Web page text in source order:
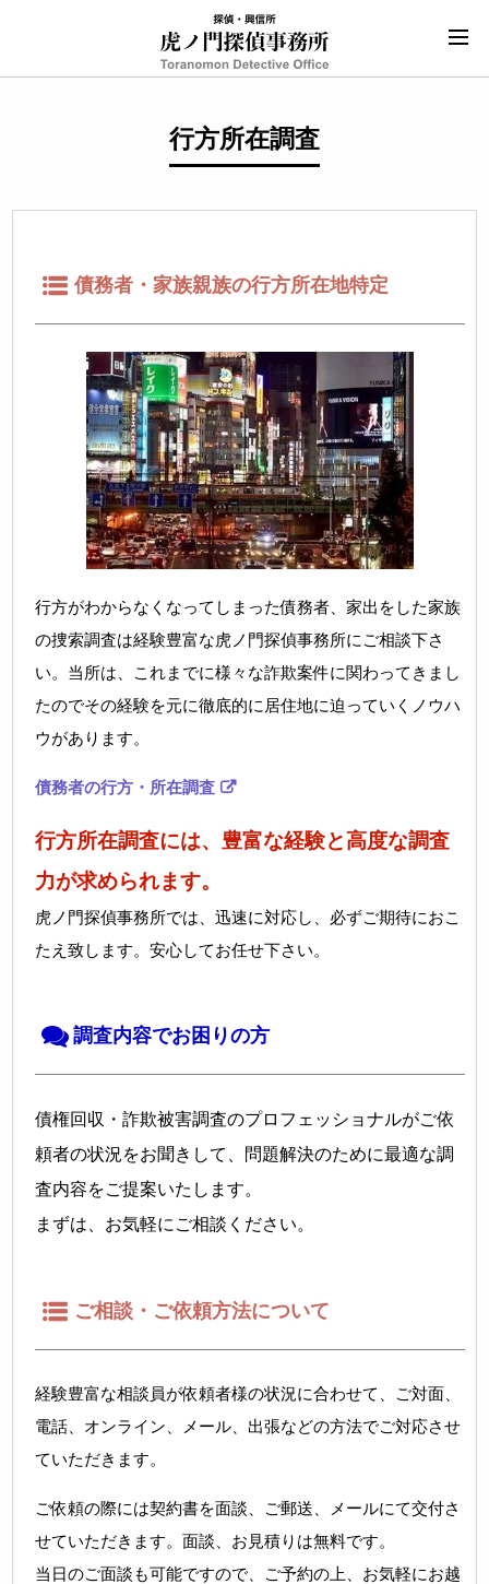
行方所在調査
債務者・家族親族の行方所在地特定
行方がわからなくなってしまった債務者、家出をした家族
の捜索調査は経験豊富な虎ノ門探偵事務所にご相談下さ
い。当所は、これまでに様々な詐欺案件に関わってきまし
たのでその経験を元に徹底的に居住地に迫っていくノウハ
ウがあります。
債務者の行方・所在調査
行方所在調査には、豊富な経験と高度な調査
力が求められます。
虎ノ門探偵事務所では、迅速に対応し、必ずご期待におこ
たえ致します。安心してお任せ下さい。
調査内容でお困りの方
債権回収・詐欺被害調査のプロフェッショナルがご依
頼者の状況をお聞きして、問題解決のために最適な調
査内容をご提案いたします。
まずは、お気軽にご相談ください。
ご相談・ご依頼方法について
経験豊富な相談員が依頼者様の状況に合わせて、ご対面、
電話、オンライン、メール、出張などの方法でご対応させ
ていただきます。
ご依頼の際には契約書を面談、ご郵送、メールにて交付さ
せていただきます。面談、お見積りは無料です。
当日のご面談も可能ですので、ご予約の上、お気軽にお越